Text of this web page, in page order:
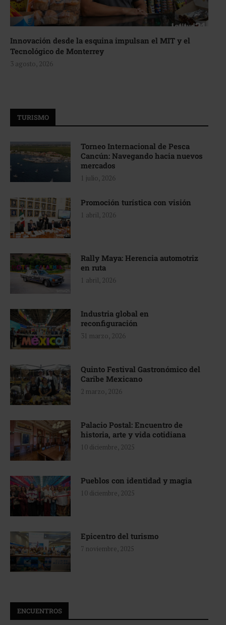
Innovación desde la esquina impulsan el MIT y el
Tecnológico de Monterrey
3 agosto, 2026
TURISMO
Torneo Internacional de Pesca
Cancún: Navegando hacia nuevos
mercados
1 julio, 2026
Promoción turística con visión
1 abril, 2026
Rally Maya: Herencia automotriz
en ruta
1 abril, 2026
Industria global en
reconfiguración
31 marzo, 2026
Quinto Festival Gastronómico del
Caribe Mexicano
2 marzo, 2026
Palacio Postal: Encuentro de
historia, arte y vida cotidiana
10 diciembre, 2025
Pueblos con identidad y magia
10 diciembre, 2025
Epicentro del turismo
7 noviembre, 2025
ENCUENTROS